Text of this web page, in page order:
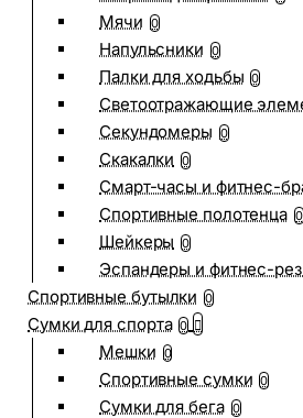
Мячи 0
Напульсники 0
Палки для ходьбы 0
Светоотражающие
Секундомеры 0
Скакалки 0
Смарт-часы и фитнес-
Спортивные полотенца 0
Шейкеры 0
Эспандеры и фитнес-
Спортивные бутылки 0
Сумки для спорта 0
Мешки 0
Спортивные сумки 0
Сумки для бега 0